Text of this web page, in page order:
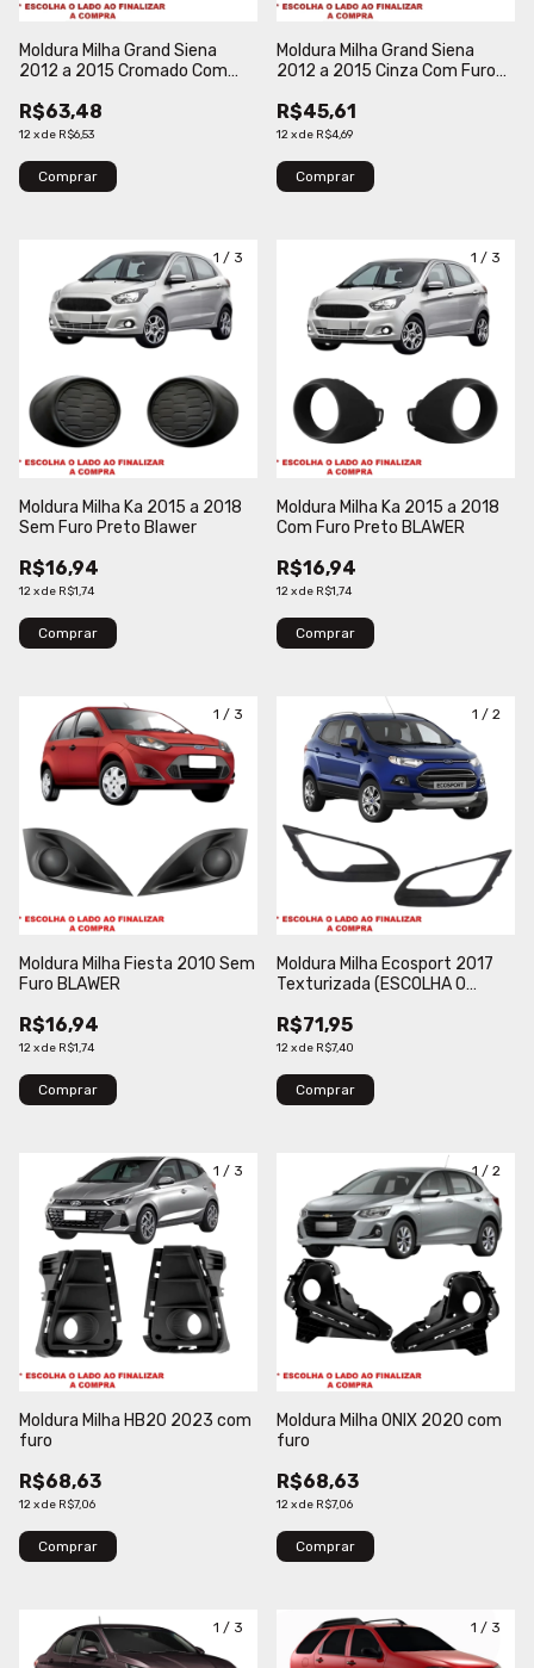
Moldura Milha Grand Siena
2012 a 2015 Cromado Com
R$63,48
12xde R$6,53
Comprar
Moldura Milha Grand Siena
2012 a 2015 Cinza Com Furo
R$45,61
12xde R$4,69
Comprar
1 / 3
Moldura Milha Ka 2015 a 2018
Sem Furo Preto Blawer
R$16,94
12xde R$1,74
Comprar
1 / 3
Moldura Milha Ka 2015 a 2018
Com Furo Preto BLAWER
R$16,94
12xde R$1,74
Comprar
1 / 3
Moldura Milha Fiesta 2010 Sem
Furo BLAWER
R$16,94
12xde R$1,74
Comprar
1 / 2
Moldura Milha Ecosport 2017
Texturizada (ESCOLHA O
R$71,95
12xde R$7,40
Comprar
1 / 3
Moldura Milha HB20 2023 com
furo
R$68,63
12xde R$7,06
Comprar
1 / 2
Moldura Milha ONIX 2020 com
furo
R$68,63
12xde R$7,06
Comprar
1 / 3 1 / 3